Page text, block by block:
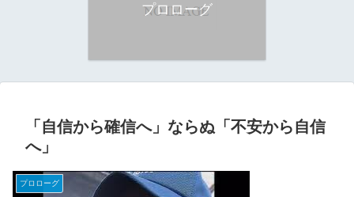
プロローグ
「自信から確信へ」ならぬ「不安から自信
へ」
プロローグ